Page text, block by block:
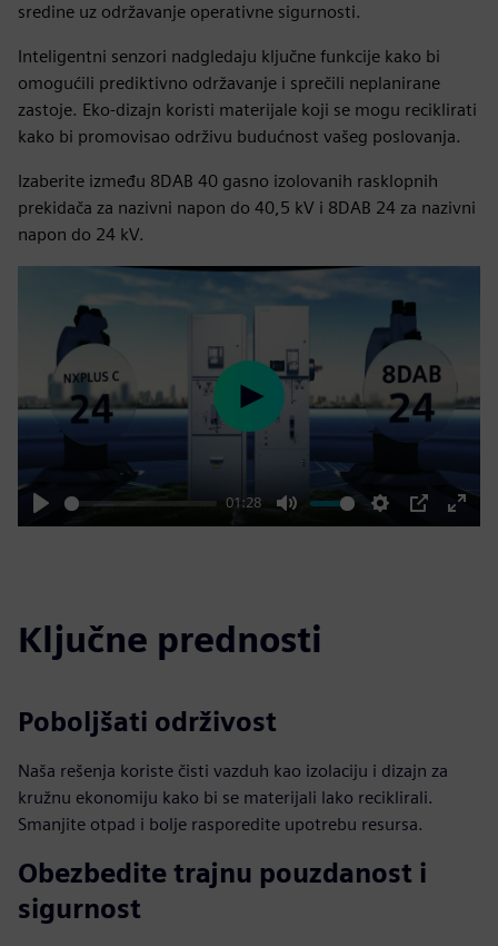
sredine uz održavanje operativne sigurnosti.
Inteligentni senzori nadgledaju ključne funkcije kako bi
omogućili prediktivno održavanje i sprečili neplanirane
zastoje. Eko-dizajn koristi materijale koji se mogu reciklirati
kako bi promovisao održivu budućnost vašeg poslovanja.
Izaberite između 8DAB 40 gasno izolovanih rasklopnih
prekidača za nazivni napon do 40,5 kV i 8DAB 24 za nazivni
napon do 24 kV.
Play
01:28
Mute Settings
PIP
Enter
Play
Ključne prednosti
Poboljšati održivost
Naša rešenja koriste čisti vazduh kao izolaciju i dizajn za
kružnu ekonomiju kako bi se materijali lako reciklirali.
Smanjite otpad i bolje rasporedite upotrebu resursa.
Obezbedite trajnu pouzdanost i
sigurnost